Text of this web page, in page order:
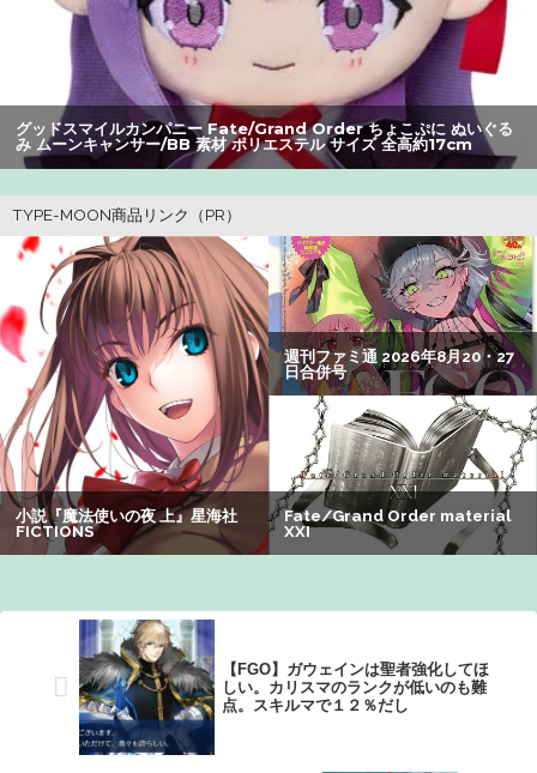
【朗報】アマガミの棚町薫さん、最新絵でめっちゃ可愛く
なる：26/08/03のニュース
【衝撃】クルタ族虐 殺の犯人、ツェリードニヒで確定！ク
ロロの演劇のせいで2人も無駄死ににwwww
26/08/02のニュース
パパ活不倫を暴露された大物芸人さん(63)、晒されたLINE
が面白すぎるｗｗｗｗｗｗｗｗｗ(画像ｱﾘ)
【画像】瀬戸環奈（セトカン）さん、ティファのコスプレ
でシコらせにくるｗｗｗ：26/08/01のニュース
【悲報】黒人、卑怯すぎて炎上するｗｗｗｗ
【悲報】風俗嬢やってる女の末路ｗｗｗｗｗｗｗｗｗｗｗ
【画像】オタク「実際にプレイしたらわかるけどライザは
友達って感じで性的な目では見れないｗ」←これｗｗｗ
グッドスマイルカンパニー Fate/Grand Order ちょこぷに ぬいぐる
み ムーンキャンサー/BB 素材 ポリエステル サイズ 全高約17cm
【FGO】ガウェインは聖者強化してほ
しい。カリスマのランクが低いのも難
点。スキルマで１２％だし